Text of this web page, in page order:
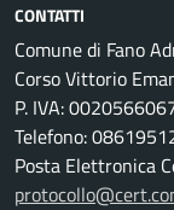
CONTATTI
Comune di Fano
Corso Vittorio
P. IVA:
Telefono:
Posta Elettronica